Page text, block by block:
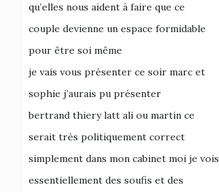
qu’elles nous aident à faire que ce
couple devienne un espace formidable
pour être soi même
je vais vous présenter ce soir marc et
sophie j’aurais pu présenter
bertrand thiery latt ali ou martin ce
serait très politiquement correct
simplement dans mon cabinet moi je vois
essentiellement des soufis et des